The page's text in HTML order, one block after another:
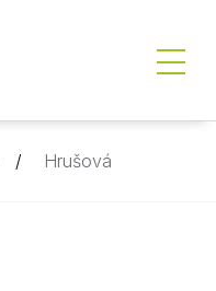
Hrušová